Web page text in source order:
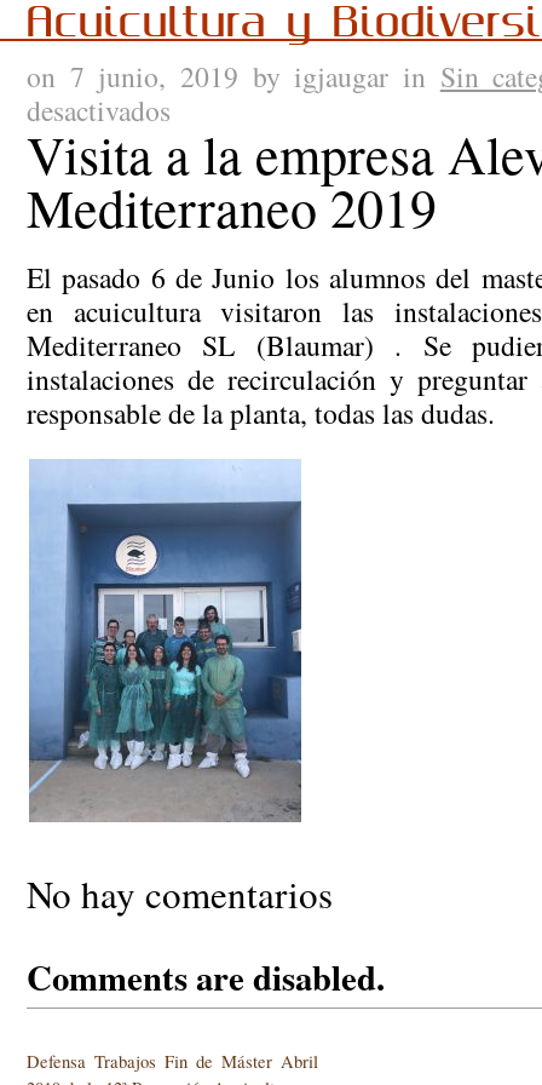
Acuicultura y
on 7 junio, 2019 by igjaugar in Sin
desactivadosen
a
empresa
del
Mediterraneo
2019
Visita a la empresa
Mediterraneo 2019
El pasado 6 de Junio los alumnos del
en acuicultura visitaron las
Mediterraneo SL (Blaumar) . Se
instalaciones de recirculación y preguntar
responsable de la planta, todas las dudas.
No hay comentarios
Comments are disabled.
Defensa Trabajos Fin de Máster Abril